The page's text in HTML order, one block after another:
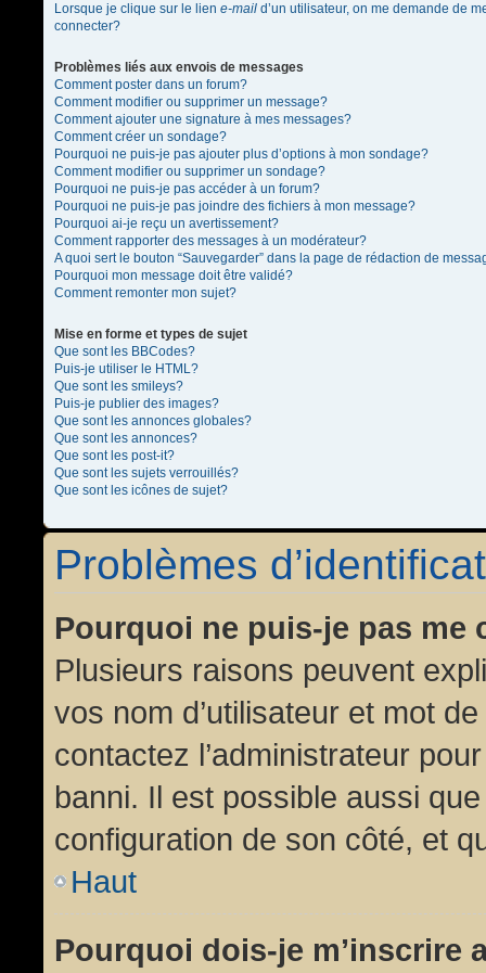
Lorsque je clique sur le lien e-mail d’un utilisateur, on me demande de
connecter?
Problèmes liés aux envois de messages
Comment poster dans un forum?
Comment modifier ou supprimer un message?
Comment ajouter une signature à mes messages?
Comment créer un sondage?
Pourquoi ne puis-je pas ajouter plus d’options à mon sondage?
Comment modifier ou supprimer un sondage?
Pourquoi ne puis-je pas accéder à un forum?
Pourquoi ne puis-je pas joindre des fichiers à mon message?
Pourquoi ai-je reçu un avertissement?
Comment rapporter des messages à un modérateur?
A quoi sert le bouton “Sauvegarder” dans la page de rédaction de
Pourquoi mon message doit être validé?
Comment remonter mon sujet?
Mise en forme et types de sujet
Que sont les BBCodes?
Puis-je utiliser le HTML?
Que sont les smileys?
Puis-je publier des images?
Que sont les annonces globales?
Que sont les annonces?
Que sont les post-it?
Que sont les sujets verrouillés?
Que sont les icônes de sujet?
Problèmes
Pourquoi ne puis-je pas me
Plusieurs raisons peuvent
vos nom d’utilisateur et mot
contactez l’administrateur
banni. Il est possible aussi
configuration de son côté, et
Haut
Pourquoi dois-je m’inscrire